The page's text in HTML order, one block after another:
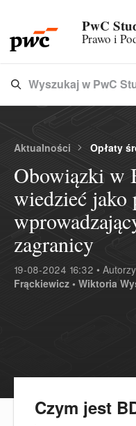
PwC
Prawo i
Type 3 or more characters
Wyszukaj w PwC
Aktualności Opłaty
Obowiązki w
wiedzieć jako
zagranicy
19-08-2024 16:32 •
Frąckiewicz • Wiktoria
Czym jest